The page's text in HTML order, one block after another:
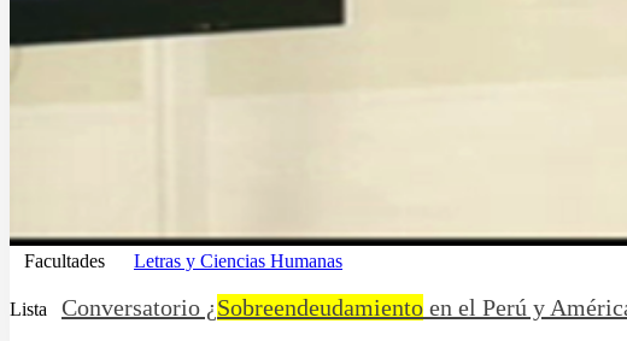
Facultades Letras y Ciencias Humanas
Lista Conversatorio ¿Sobreendeudamiento en el Perú y